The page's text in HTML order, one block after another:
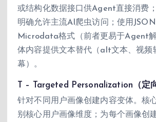
或结构化数据接口供Agent直接消费
明确允许主流AI爬虫访问；使用
Microdata格式（前者更易于Agent
体内容提供文本替代（alt文本、视频
幕）。
T – Targeted Personalization（定
针对不同用户画像创建内容变体。核
别核心用户画像维度；为每个画像创